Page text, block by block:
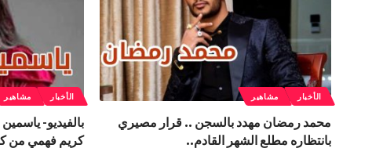
الأخبار مشاهير
محمد رمضان مهدد بالسجن .. قرار مصيري
بانتظاره مطلع الشهر القادم..
الأخبار مشاهير
بالفيديو-
كريم فهمي من